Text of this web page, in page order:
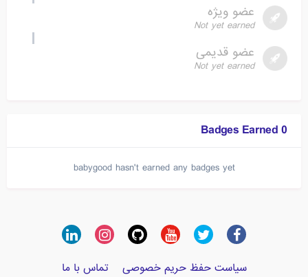
عضو ویژه
Not yet earned
عضو قدیمی
Not yet earned
0 Badges Earned
babygood hasn't earned any badges yet
سیاست حفظ حریم خصوصی تماس با ما